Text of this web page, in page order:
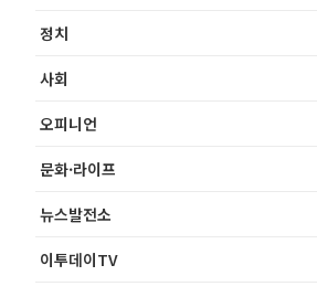
정치
사회
오피니언
문화·라이프
뉴스발전소
이투데이TV